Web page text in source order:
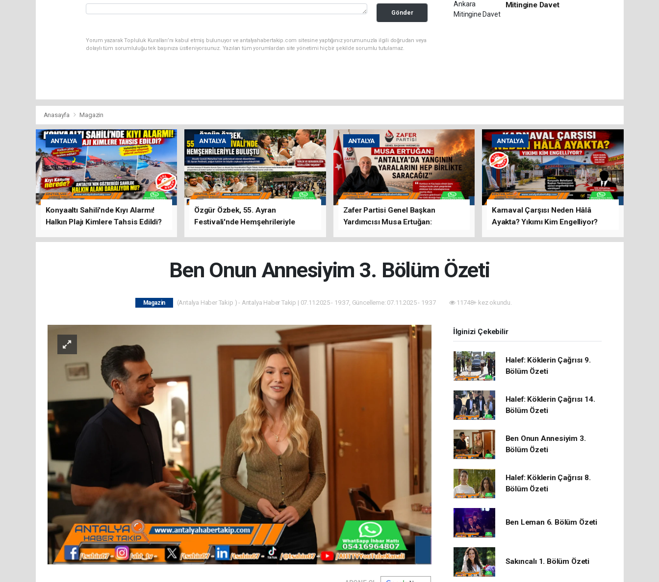
Gönder
Yorum yazarak Topluluk Kuralları’nı kabul etmiş bulunuyor ve antalyahabertakip.com sitesine yaptığınız yorumunuzla ilgili doğrudan veya
dolaylı tüm sorumluluğu tek başınıza üstleniyorsunuz. Yazılan tüm yorumlardan site yönetimi hiçbir şekilde sorumlu tutulamaz.
Mitingine Davet
Anasayfa Magazin
ANTALYA
Konyaaltı Sahili'nde Kıyı Alarmı!
Halkın Plajı Kimlere Tahsis Edildi?
ANTALYA
Özgür Özbek, 55. Ayran
Festivali'nde Hemşehrileriyle
ANTALYA
Zafer Partisi Genel Başkan
Yardımcısı Musa Ertuğan:
ANTALYA
Karnaval Çarşısı Neden Hâlâ
Ayakta? Yıkımı Kim Engelliyor?
Ben Onun Annesiyim 3. Bölüm Özeti
Magazin (Antalya Haber Takip ) - Antalya Haber Takip | 07.11.2025 - 19:37, Güncelleme: 07.11.2025 - 19:37 11748+ kez okundu.
İlginizi Çekebilir
Halef: Köklerin Çağrısı 9.
Bölüm Özeti
Halef: Köklerin Çağrısı 14.
Bölüm Özeti
Ben Onun Annesiyim 3.
Bölüm Özeti
Halef: Köklerin Çağrısı 8.
Bölüm Özeti
Ben Leman 6. Bölüm Özeti
Sakıncalı 1. Bölüm Özeti